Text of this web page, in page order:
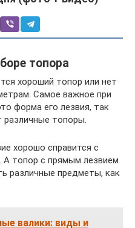
топора
хороший топор или нет
Самое важное при
форма его лезвия, так
различные топоры.
хорошо справится с
А топор с прямым лезвием
различные предметы, как
валики: виды и